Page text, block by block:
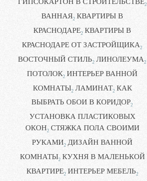
2
ВАННАЯ2 КВАРТИРЫ В
КРАСНОДАРЕ2 КВАРТИРЫ В
КРАСНОДАРЕ ОТ ЗАСТРОЙЩИКА2
ВОСТОЧНЫЙ СТИЛЬ2 ЛИНОЛЕУМА2
ПОТОЛОК2 ИНТЕРЬЕР ВАННОЙ
КОМНАТЫ2 ЛАМИНАТ2 КАК
ВЫБРАТЬ ОБОИ В КОРИДОР2
УСТАНОВКА ПЛАСТИКОВЫХ
ОКОН2 СТЯЖКА ПОЛА СВОИМИ
РУКАМИ2 ДИЗАЙН ВАННОЙ
КОМНАТЫ2 КУХНЯ В МАЛЕНЬКОЙ
КВАРТИРЕ2 ИНТЕРЬЕР МЕБЕЛЬ2